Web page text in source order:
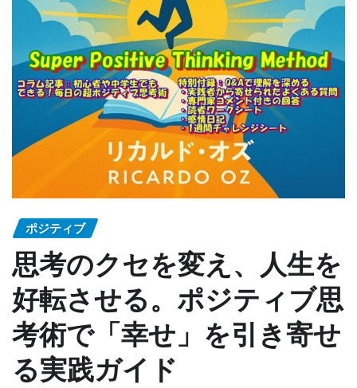
ポジティブ
思考のクセを変え、人生を
好転させる。ポジティブ思
考術で「幸せ」を引き寄せ
る実践ガイド